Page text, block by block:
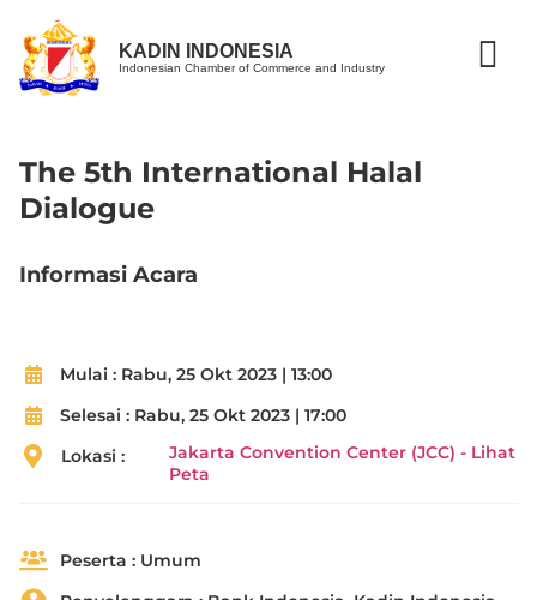
KADIN INDONESIA
Indonesian Chamber of Commerce and Industry
The 5th International Halal
Dialogue
Informasi Acara
Mulai : Rabu, 25 Okt 2023 | 13:00
Selesai : Rabu, 25 Okt 2023 | 17:00
Lokasi :
Jakarta Convention Center (JCC) - Lihat
Peta
Peserta : Umum